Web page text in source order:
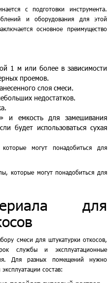
с подготовки инструмента.
и оборудования для этой
основное преимущество
1 м или более в зависимости
проемов.
слоя смеси.
недостатков.
и емкость для замешивания
будет использоваться сухая
которые могут понадобиться для
для
смеси для штукатурки откосов,
службы и эксплуатационные
Для разных помещений нужно
состав: